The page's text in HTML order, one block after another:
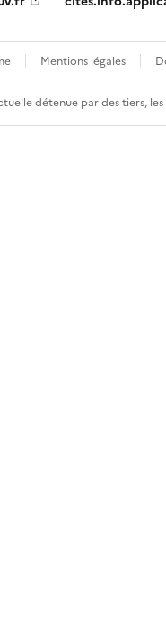
Mentions légales
détenue par des tiers,